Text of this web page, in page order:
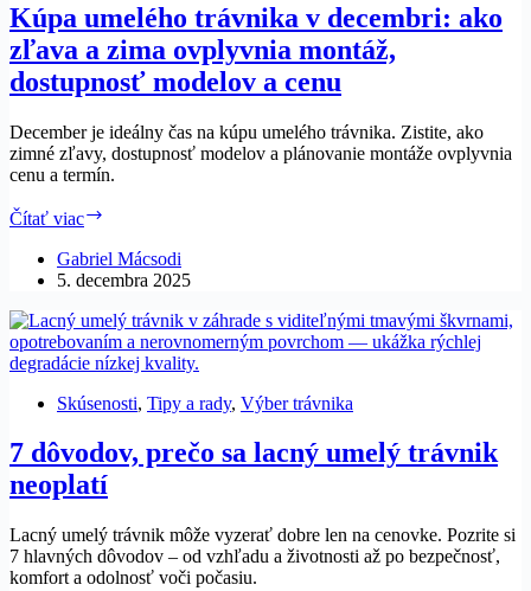
rozhodovanie
Kúpa umelého trávnika v decembri: ako
zľava a zima ovplyvnia montáž,
dostupnosť modelov a cenu
December je ideálny čas na kúpu umelého trávnika. Zistite, ako
zimné zľavy, dostupnosť modelov a plánovanie montáže ovplyvnia
cenu a termín.
Čítať viac
trávnika
v
ako
zľava
a
ovplyvnia
dostupnosť
modelov
a
Gabriel Mácsodi
5. decembra 2025
Skúsenosti, Tipy a rady, Výber trávnika
7 dôvodov, prečo sa lacný umelý trávnik
neoplatí
Lacný umelý trávnik môže vyzerať dobre len na cenovke. Pozrite si
7 hlavných dôvodov – od vzhľadu a životnosti až po bezpečnosť,
komfort a odolnosť voči počasiu.